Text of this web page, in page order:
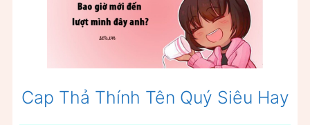
Cap Thả Thính Tên Quý Siêu Hay